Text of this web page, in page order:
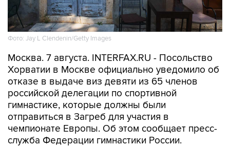
Фото: Jay L Clendenin/Getty Images
Москва. 7 августа. INTERFAX.RU - Посольство
Хорватии в Москве официально уведомило об
отказе в выдаче виз девяти из 65 членов
российской делегации по спортивной
гимнастике, которые должны были
отправиться в Загреб для участия в
чемпионате Европы. Об этом сообщает пресс-
служба Федерации гимнастики России.